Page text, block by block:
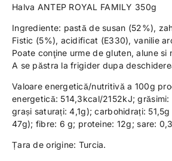
Halva ANTEP ROYAL FAMILY 350g
Ingrediente: pastă de susan (52%),
Fistic (5%), acidificat (E330), vanilie
Poate conţine urme de gluten, alune si
A se păstra la frigider dupa
Valoare energetică/nutritivă a 100g
energetică: 514,3kcal/2152kJ;
grași saturați: 4,1g); carbohidrați:
47g); fibre: 6 g; proteine: 12g; sare:
Țara de origine: Turcia.